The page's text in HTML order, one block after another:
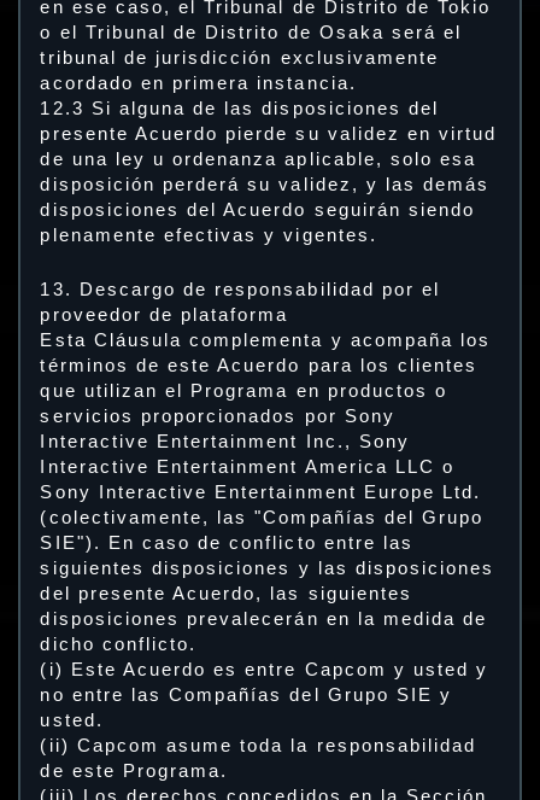
en ese caso, el Tribunal de Distrito de Tokio
o el Tribunal de Distrito de Osaka será el
tribunal de jurisdicción exclusivamente
acordado en primera instancia.
12.3 Si alguna de las disposiciones del
presente Acuerdo pierde su validez en virtud
de una ley u ordenanza aplicable, solo esa
disposición perderá su validez, y las demás
disposiciones del Acuerdo seguirán siendo
plenamente efectivas y vigentes.
13. Descargo de responsabilidad por el
proveedor de plataforma
Esta Cláusula complementa y acompaña los
términos de este Acuerdo para los clientes
que utilizan el Programa en productos o
servicios proporcionados por Sony
Interactive Entertainment Inc., Sony
Interactive Entertainment America LLC o
Sony Interactive Entertainment Europe Ltd.
(colectivamente, las "Compañías del Grupo
SIE"). En caso de conflicto entre las
siguientes disposiciones y las disposiciones
del presente Acuerdo, las siguientes
disposiciones prevalecerán en la medida de
dicho conflicto.
(i) Este Acuerdo es entre Capcom y usted y
no entre las Compañías del Grupo SIE y
usted.
(ii) Capcom asume toda la responsabilidad
de este Programa.
(iii) Los derechos concedidos en la Sección